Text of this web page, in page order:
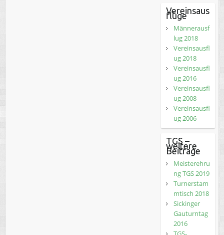
Vereinsaus
flüge
Männerausf
lug 2018
Vereinsausfl
ug 2018
Vereinsausfl
ug 2016
Vereinsausfl
ug 2008
Vereinsausfl
ug 2006
TGS –
weitere
Beiträge
Meisterehru
ng TGS 2019
Turnerstam
mtisch 2018
Sickinger
Gauturntag
2016